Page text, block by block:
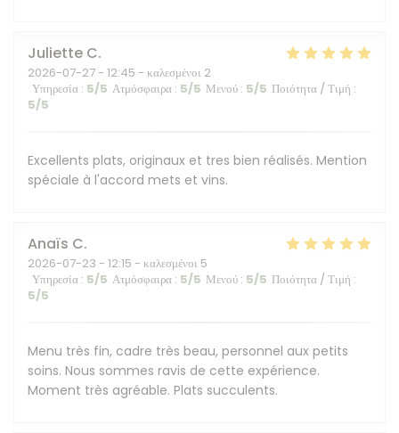
Juliette C
2026-07-27 - 12:45 - καλεσμένοι 2
Υπηρεσία : 5/5 Ατμόσφαιρα : 5/5 Μενού : 5/5 Ποιότητα / Τιμή :
5/5
Excellents plats, originaux et tres bien réalisés. Mention
spéciale à l'accord mets et vins.
Anaïs C
2026-07-23 - 12:15 - καλεσμένοι 5
Υπηρεσία : 5/5 Ατμόσφαιρα : 5/5 Μενού : 5/5 Ποιότητα / Τιμή :
5/5
Menu très fin, cadre très beau, personnel aux petits
soins. Nous sommes ravis de cette expérience.
Moment très agréable. Plats succulents.